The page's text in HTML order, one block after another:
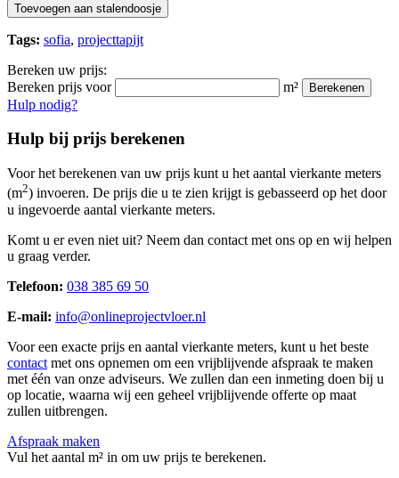
Toevoegen aan stalendoosje
Tags: sofia, projecttapijt
Bereken uw prijs:
Bereken prijs voor
m² Berekenen
Hulp nodig?
Hulp bij prijs berekenen
Voor het berekenen van uw prijs kunt u het aantal vierkante meters
(m2) invoeren. De prijs die u te zien krijgt is gebasseerd op het door
u ingevoerde aantal vierkante meters.
Komt u er even niet uit? Neem dan contact met ons op en wij helpen
u graag verder.
Telefoon: 038 385 69 50
E-mail: info@onlineprojectvloer.nl
Voor een exacte prijs en aantal vierkante meters, kunt u het beste
contact met ons opnemen om een vrijblijvende afspraak te maken
met één van onze adviseurs. We zullen dan een inmeting doen bij u
op locatie, waarna wij een geheel vrijblijvende offerte op maat
zullen uitbrengen.
Afspraak maken
Vul het aantal m² in om uw prijs te berekenen.